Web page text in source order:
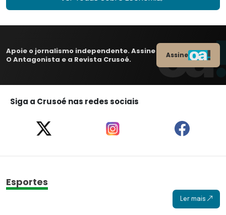
Apoie o jornalismo independente. Assine
O Antagonista e a Revista Crusoé.
Assine
Siga a Crusoé nas redes sociais
Esportes
Ler mais